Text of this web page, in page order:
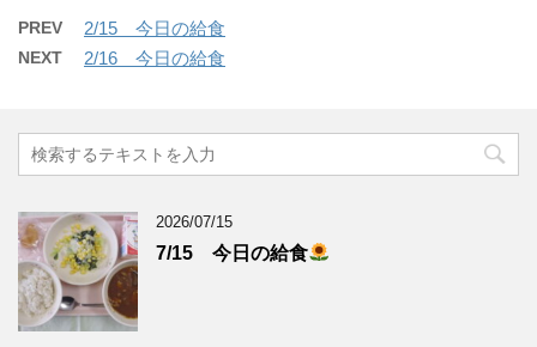
PREV 2/15 今日の給食
NEXT 2/16 今日の給食
2026/07/15
7/15 今日の給食